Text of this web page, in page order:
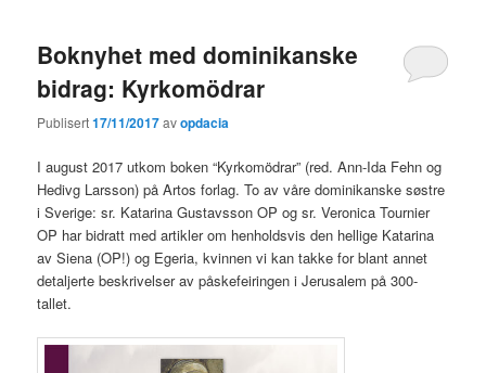
Boknyhet med dominikanske
bidrag: Kyrkomödrar
Publisert17/11/2017avopdacia
I august 2017 utkom boken “Kyrkomödrar” (red. Ann-Ida Fehn og
Hedivg Larsson) på Artos forlag. To av våre dominikanske søstre
i Sverige: sr. Katarina Gustavsson OP og sr. Veronica Tournier
OP har bidratt med artikler om henholdsvis den hellige Katarina
av Siena (OP!) og Egeria, kvinnen vi kan takke for blant annet
detaljerte beskrivelser av påskefeiringen i Jerusalem på 300-
tallet.